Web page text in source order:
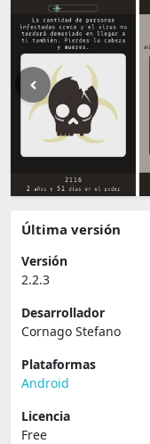
Última versión
Versión
2.2.3
Desarrollador
Cornago Stefano
Plataformas
Android
Licencia
Free